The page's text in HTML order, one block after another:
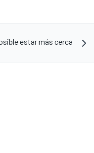
estar más cerca